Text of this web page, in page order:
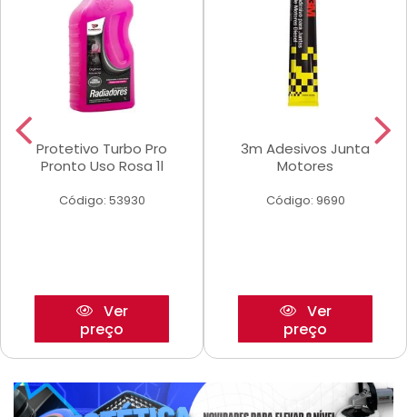
Protetivo Turbo Pro
Pronto Uso Rosa 1l
Código: 53930
Ver
preço
3m Adesivos Junta
Motores
Código: 9690
Ver
preço